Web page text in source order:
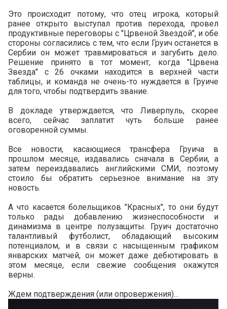
Это происходит потому, что отец игрока, который
ранее открыто выступал против перехода, провел
продуктивные переговоры с "Црвеной Звездой", и обе
стороны согласились с тем, что если Груич останется в
Сербии он может травмироваться и загубить дело.
Решение принято в тот момент, когда "Црвена
Звезда" с 26 очками находится в верхней части
таблицы, и команда не очень-то нуждается в Груиче
для того, чтобы подтвердить звание.
В докладе утверждается, что Ливерпуль, скорее
всего, сейчас заплатит чуть больше ранее
оговоренной суммы.
Все новости, касающиеся трансфера Груича в
прошлом месяце, издавались сначала в Сербии, а
затем переиздавались английскими СМИ, поэтому
стоило бы обратить серьезное внимание на эту
новость.
А что касается болельщиков "Красных", то они будут
только рады добавлению жизнеспособности и
динамизма в центре полузащиты. Груич достаточно
талантливый футболист, обладающий высоким
потенциалом, и в связи с насыщенным графиком
январских матчей, он может даже дебютировать в
этом месяце, если свежие сообщения окажутся
верны.
Ждем подтверждения (или опровержения)...